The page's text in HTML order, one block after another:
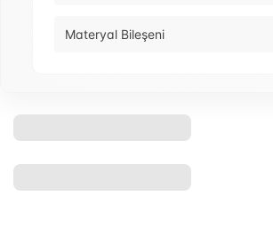
Materyal Bileşeni